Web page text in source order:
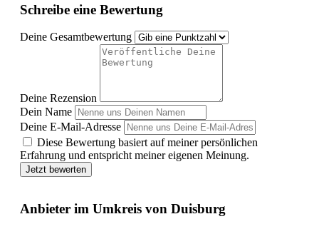
Schreibe eine Bewertung
Deine Gesamtbewertung
Deine Rezension
Dein Name
Deine E-Mail-Adresse
Diese Bewertung basiert auf meiner persönlichen
Erfahrung und entspricht meiner eigenen Meinung.
Jetzt bewerten
Anbieter im Umkreis von Duisburg